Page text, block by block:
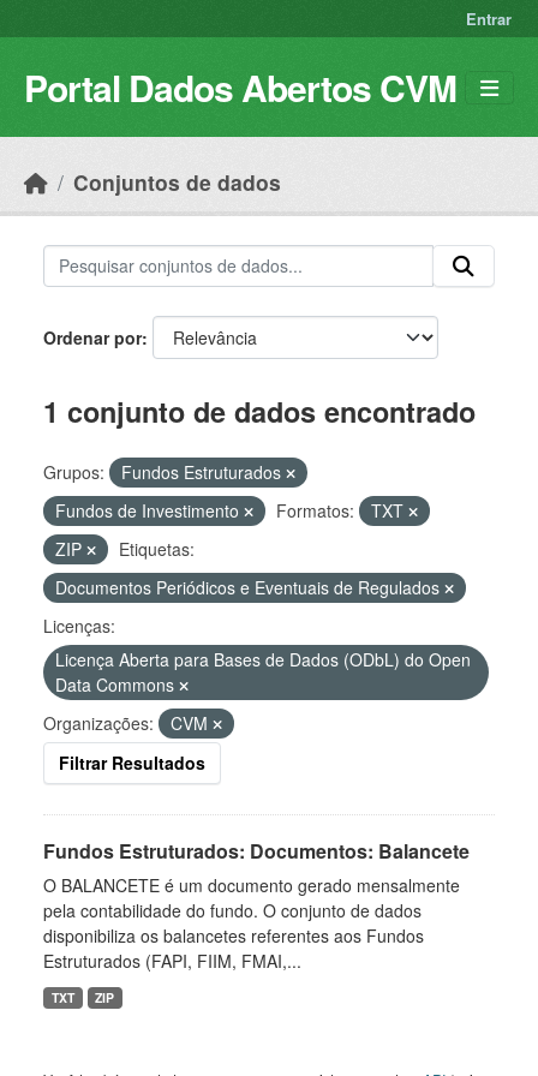
Entrar
Portal Dados Abertos CVM
Conjuntos de dados
Ordenar por
1 conjunto de dados encontrado
Grupos:
Fundos Estruturados
Fundos de Investimento
Formatos:
TXT
ZIP
Etiquetas:
Documentos Periódicos e Eventuais de Regulados
Licenças:
Licença Aberta para Bases de Dados (ODbL) do Open
Data Commons
Organizações:
CVM
Filtrar Resultados
Fundos Estruturados: Documentos: Balancete
O BALANCETE é um documento gerado mensalmente
pela contabilidade do fundo. O conjunto de dados
disponibiliza os balancetes referentes aos Fundos
Estruturados (FAPI, FIIM, FMAI,...
TXT ZIP